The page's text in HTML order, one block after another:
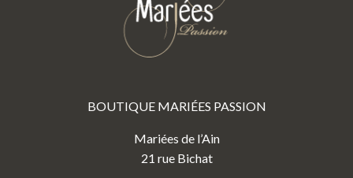
BOUTIQUE MARIÉES PASSION
Mariées de l’Ain
21 rue Bichat